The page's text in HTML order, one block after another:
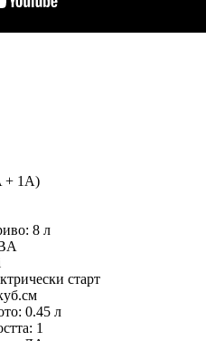
+ 1A)
8 л
старт
0.45 л
1